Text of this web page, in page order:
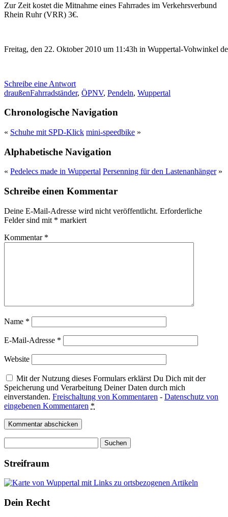
Zur Zeit kostet die Mitnahme eines Fahrrades im Verkehrsverbund
Rhein Ruhr (VRR) 3€.
Freitag, den 22. Oktober 2010 um 11:43h in Wuppertal-Vohwinkel
Schreibe eine Antwort
draußenFahrradständer, ÖPNV, Pendeln, Wuppertal
Chronologische Navigation
« Schuhe mit SPD-Klick mini-speedbike »
Alphabetische Navigation
« Pedelecs made in Wuppertal Persenning für den Lastenanhänger»
Schreibe einen Kommentar
Deine E-Mail-Adresse wird nicht veröffentlicht. Erforderliche
Felder sind mit * markiert
Kommentar *
Name *
E-Mail-Adresse *
Website
Mit der Nutzung dieses Formulars erklärst Du Dich mit der
Speicherung und Verarbeitung Deiner Daten durch mich
einverstanden. Freischaltung von Kommentaren - Datenschutz von
eingebenen Kommentaren *
nach:
Streifraum
Dein Recht